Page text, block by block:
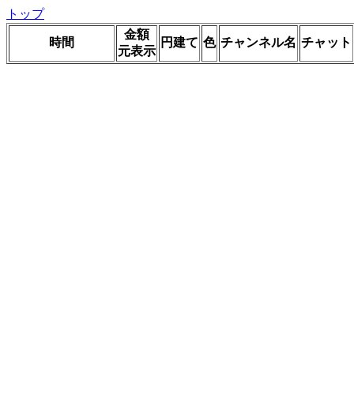
トップ
時間
金額
元表示
円建て 色 チャンネル名 チャット